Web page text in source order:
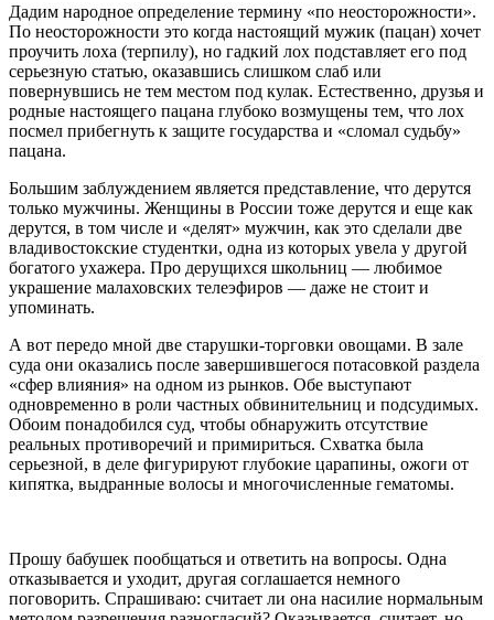
Дадим народное определение термину «по неосторожности».
По неосторожности это когда настоящий мужик (пацан) хочет
проучить лоха (терпилу), но гадкий лох подставляет его под
серьезную статью, оказавшись слишком слаб или
повернувшись не тем местом под кулак. Естественно, друзья и
родные настоящего пацана глубоко возмущены тем, что лох
посмел прибегнуть к защите государства и «сломал судьбу»
пацана.
Большим заблуждением является представление, что дерутся
только мужчины. Женщины в России тоже дерутся и еще как
дерутся, в том числе и «делят» мужчин, как это сделали две
владивостокские студентки, одна из которых увела у другой
богатого ухажера. Про дерущихся школьниц — любимое
украшение малаховских телеэфиров — даже не стоит и
упоминать.
А вот передо мной две старушки-торговки овощами. В зале
суда они оказались после завершившегося потасовкой раздела
«сфер влияния» на одном из рынков. Обе выступают
одновременно в роли частных обвинительниц и подсудимых.
Обоим понадобился суд, чтобы обнаружить отсутствие
реальных противоречий и примириться. Схватка была
серьезной, в деле фигурируют глубокие царапины, ожоги от
кипятка, выдранные волосы и многочисленные гематомы.
Прошу бабушек пообщаться и ответить на вопросы. Одна
отказывается и уходит, другая соглашается немного
поговорить. Спрашиваю: считает ли она насилие нормальным